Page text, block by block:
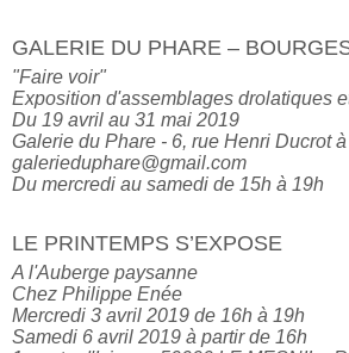
GALERIE DU PHARE –
"Faire voir"
Exposition d'assemblages drolatiques
Du 19 avril au 31 mai 2019
Galerie du Phare - 6, rue Henri Ducrot
galerieduphare@gmail.com
Du mercredi au samedi de 15h à 19h
LE PRINTEMPS S’EXPOSE
A l'Auberge paysanne
Chez Philippe Enée
Mercredi 3 avril 2019 de 16h à 19h
Samedi 6 avril 2019 à partir de 16h